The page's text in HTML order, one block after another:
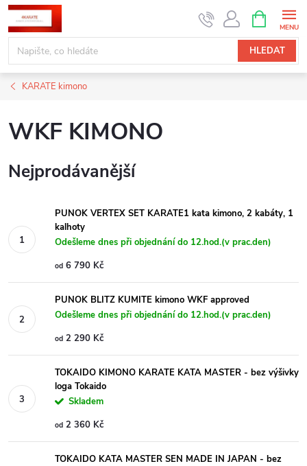
Přejít
na
obsah
HLEDAT
NÁKUPNÍ
KOŠÍK
KARATE kimono
WKF KIMONO
Nejprodávanější
PUNOK VERTEX SET KARATE1 kata kimono, 2 kabáty, 1
kalhoty
Odešleme dnes při objednání do 12.hod.(v prac.den)
od 6 790 Kč
PUNOK BLITZ KUMITE kimono WKF approved
Odešleme dnes při objednání do 12.hod.(v prac.den)
od 2 290 Kč
TOKAIDO KIMONO KARATE KATA MASTER - bez výšivky
loga Tokaido
Skladem
od 2 360 Kč
TOKAIDO KATA MASTER SEN MADE IN JAPAN - bez